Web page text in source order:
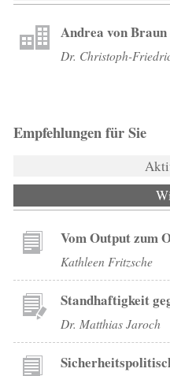
Andrea von
Dr. Christoph-
Empfehlungen für Sie
Vom Output zum
Kathleen Fritzsche
Standhaftigkeit
Dr. Matthias Jaroch